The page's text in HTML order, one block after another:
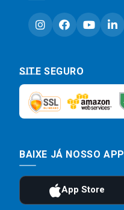
SITE SEGURO
BAIXE JÁ NOSSO APP